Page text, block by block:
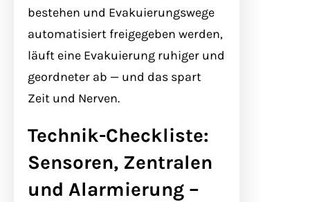
bestehen und Evakuierungswege
automatisiert freigegeben werden,
läuft eine Evakuierung ruhiger und
geordneter ab — und das spart
Zeit und Nerven.
Technik-Checkliste:
Sensoren, Zentralen
und Alarmierung –